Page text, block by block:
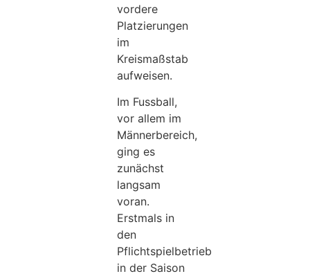
vordere
Platzierungen
im
Kreismaßstab
aufweisen.
Im Fussball,
vor allem im
Männerbereich,
ging es
zunächst
langsam
voran.
Erstmals in
den
Pflichtspielbetrieb
in der Saison